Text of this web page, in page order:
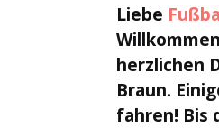
Liebe
herzlichen
Braun.
fahren! Bis